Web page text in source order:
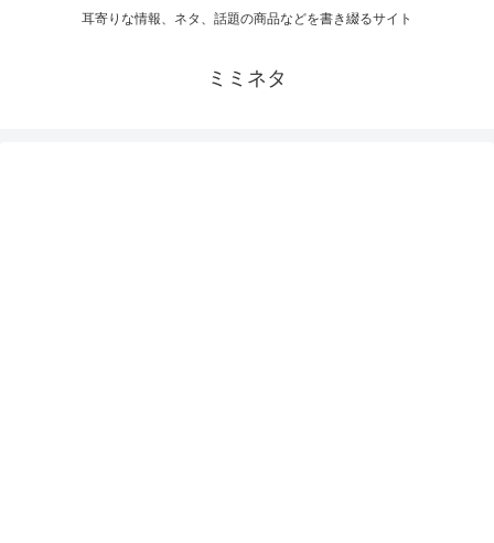
耳寄りな情報、ネタ、話題の商品などを書き綴るサイト
ミミネタ